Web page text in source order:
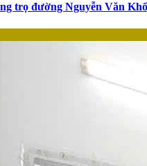
trọ đường Nguyễn Văn